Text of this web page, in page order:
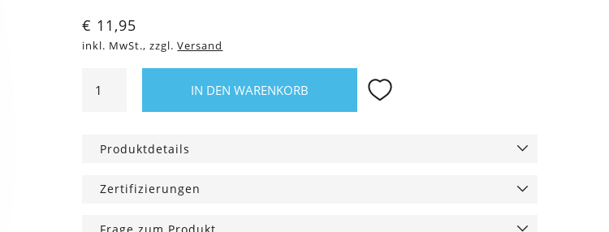
€ 11,95
inkl. MwSt., zzgl. Versand
Stress
Kräuterball
Menge
IN DEN WARENKORB
Produktdetails
Zertifizierungen
Frage zum Produkt